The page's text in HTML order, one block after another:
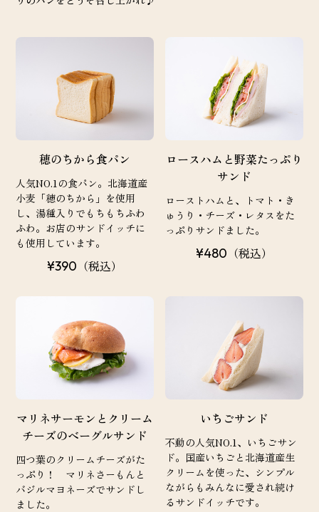
穂のちから食パン
人気NO.1の食パン。北海道産
小麦「穂のちから」を使用
し、湯種入りでもちもちふわ
ふわ。お店のサンドイッチに
も使用しています。
¥390 （税込）
ロースハムと野菜たっぷり
サンド
ローストハムと、トマト・き
ゅうり・チーズ・レタスをた
っぷりサンドました。
¥480 （税込）
マリネサーモンとクリーム
チーズのベーグルサンド
四つ葉のクリームチーズがた
っぷり！ マリネさーもんと
バジルマヨネーズでサンドし
ました。
いちごサンド
不動の人気NO.1、いちごサン
ド。国産いちごと北海道産生
クリームを使った、シンプル
ながらもみんなに愛され続け
るサンドイッチです。